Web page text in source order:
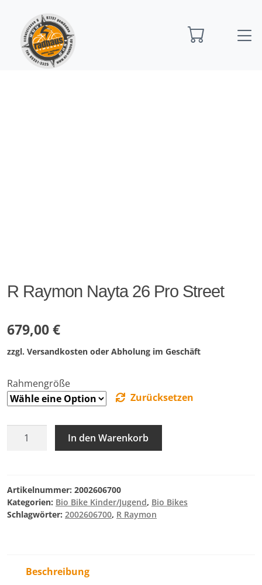
Startseite
Raymon Nayta 26 Pro Street
R Raymon Nayta 26 Pro Street
679,00€
zzgl. Versandkosten oder Abholung im Geschäft
Rahmengröße
Zurücksetzen
Raymon
Pro
Street
Menge
In den Warenkorb
Artikelnummer: 2002606700
Kategorien: Bio Bike Kinder/Jugend, Bio Bikes
Schlagwörter: 2002606700, R Raymon
Beschreibung